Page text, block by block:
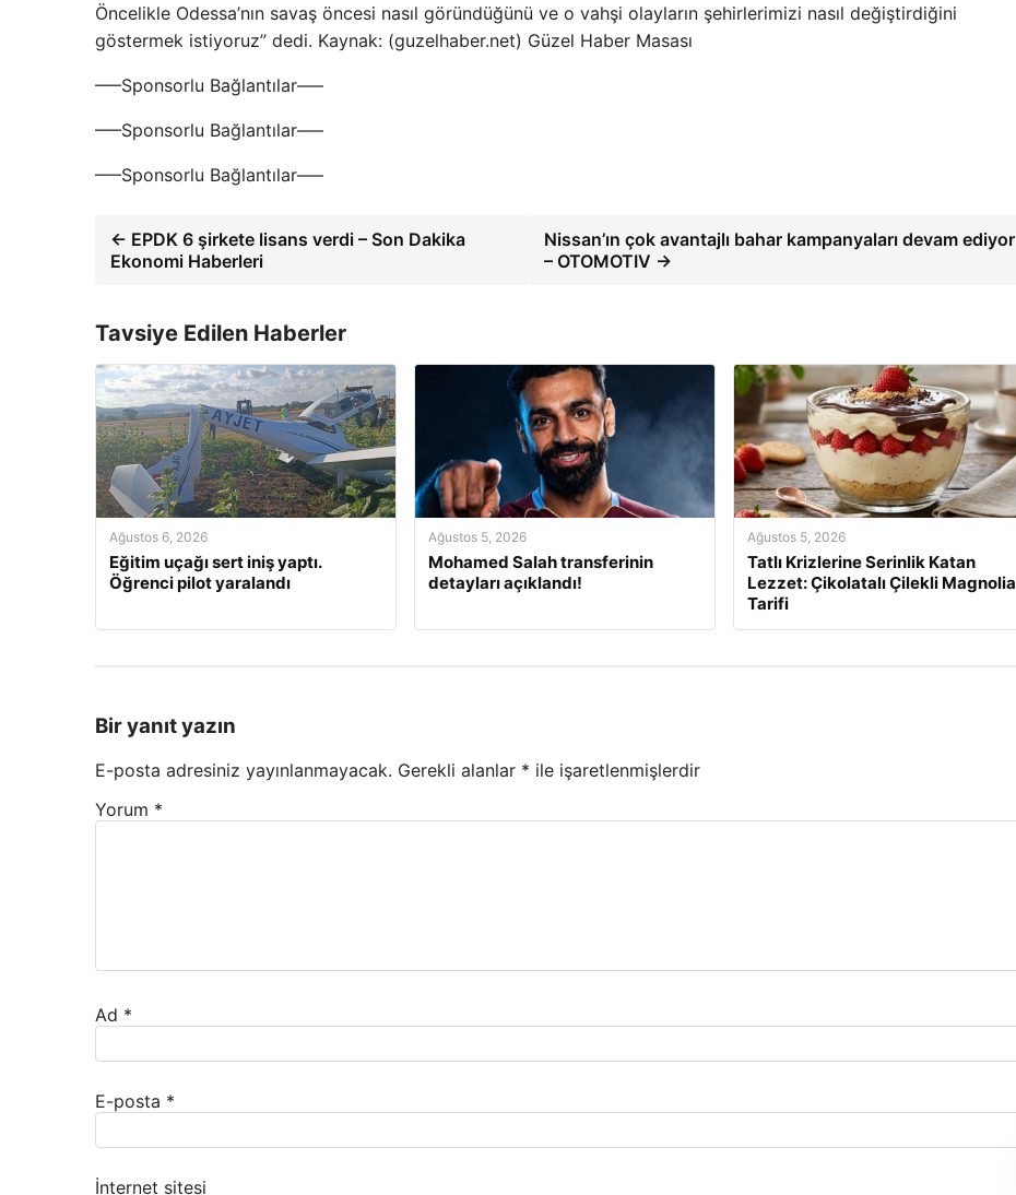
Öncelikle Odessa’nın savaş öncesi nasıl göründüğünü ve o vahşi olayların şehirlerimizi nasıl değiştirdiğini
göstermek istiyoruz” dedi. Kaynak: (guzelhaber.net) Güzel Haber Masası
—–Sponsorlu Bağlantılar—–
—–Sponsorlu Bağlantılar—–
—–Sponsorlu Bağlantılar—–
← EPDK 6 şirkete lisans verdi – Son Dakika
Ekonomi Haberleri
Nissan’ın çok avantajlı bahar kampanyaları devam ediyor
– OTOMOTIV →
Tavsiye Edilen Haberler
Ağustos 6, 2026
Eğitim uçağı sert iniş yaptı.
Öğrenci pilot yaralandı
Ağustos 5, 2026
Mohamed Salah transferinin
detayları açıklandı!
Ağustos 5, 2026
Tatlı Krizlerine Serinlik Katan
Lezzet: Çikolatalı Çilekli Magnolia
Tarifi
Bir yanıt yazın
E-posta adresiniz yayınlanmayacak. Gerekli alanlar * ile işaretlenmişlerdir
Yorum *
Ad *
E-posta *
İnternet sitesi